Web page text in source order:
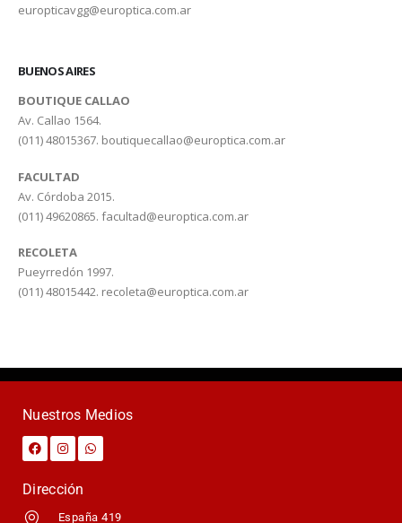
europticavgg@europtica.com.ar
BUENOS AIRES
BOUTIQUE CALLAO
Av. Callao 1564.
(011) 48015367. boutiquecallao@europtica.com.ar
FACULTAD
Av. Córdoba 2015.
(011) 49620865. facultad@europtica.com.ar
RECOLETA
Pueyrredón 1997.
(011) 48015442. recoleta@europtica.com.ar
Nuestros Medios
Dirección
España 419